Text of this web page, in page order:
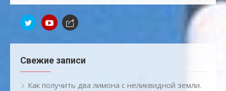
Свежие записи
Как получить два лимона с неликвидной земли.